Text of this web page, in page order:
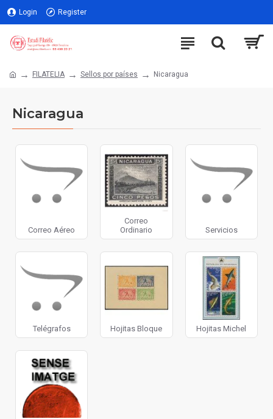
Login Register
FILATELIA Sellos por países Nicaragua
Nicaragua
Correo Aéreo
Correo
Ordinario
Servicios
Telégrafos Hojitas Bloque Hojitas Michel